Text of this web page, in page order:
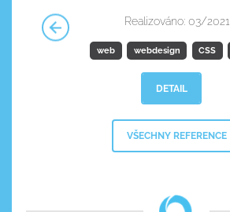
Realizováno: 03/2021
web webdesign CSS
DETAIL
VŠECHNY REFERENCE